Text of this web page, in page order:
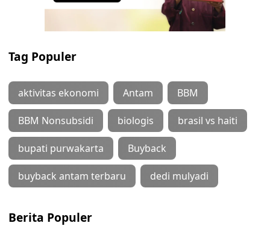
Tag Populer
aktivitas ekonomi Antam BBM
BBM Nonsubsidi biologis brasil vs haiti
bupati purwakarta Buyback
buyback antam terbaru dedi mulyadi
Berita Populer